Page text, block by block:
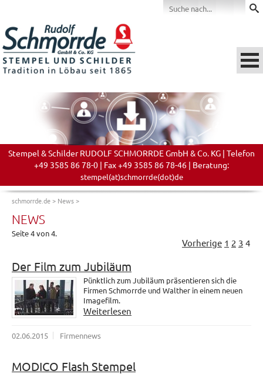
Stempel & Schilder RUDOLF SCHMORRDE GmbH & Co. KG | Telefon
+49 3585 86 78-0 | Fax +49 3585 86 78-46 | Beratung:
stempel(at)schmorrde(dot)de
schmorrde.de> News>
NEWS
Seite 4 von 4.
Vorherige 1 2 3 4
Der Film zum Jubiläum
Pünktlich zum Jubiläum präsentieren sich die
Firmen Schmorrde und Walther in einem neuen
Imagefilm.
Weiterlesen
02.06.2015 Firmennews
MODICO Flash Stempel